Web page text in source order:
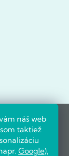
náš web
taktiež
Google),